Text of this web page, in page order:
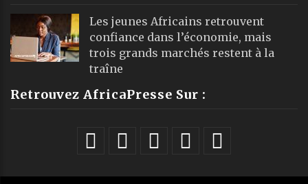
Les jeunes Africains retrouvent
confiance dans l’économie, mais
trois grands marchés restent à la
traîne
Retrouvez AfricaPresse Sur :